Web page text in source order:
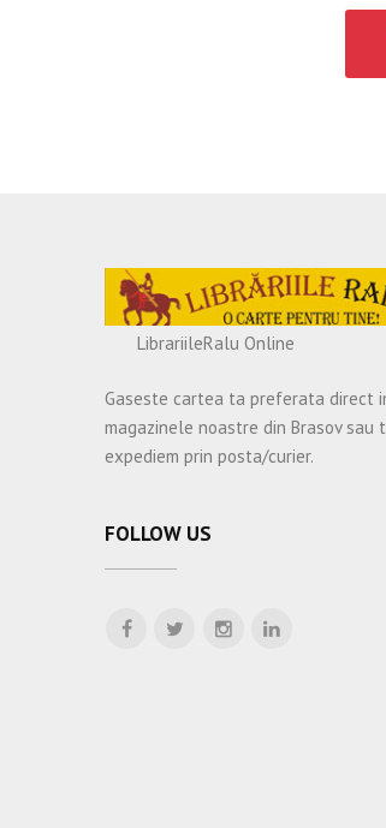
LibrariileRalu Online
Gaseste cartea ta preferata direct
magazinele noastre din Brasov sau
expediem prin posta/curier.
FOLLOW US